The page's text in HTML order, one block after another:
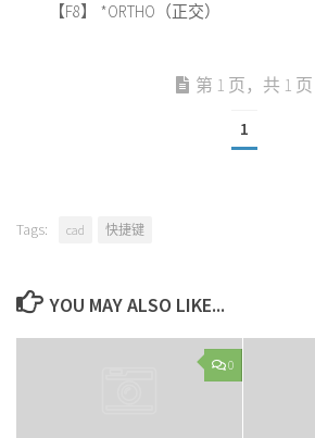
【F8】 *ORTHO（正交）
第 1 页，共 1 页
1
Tags: cad 快捷键
YOU MAY ALSO LIKE...
0